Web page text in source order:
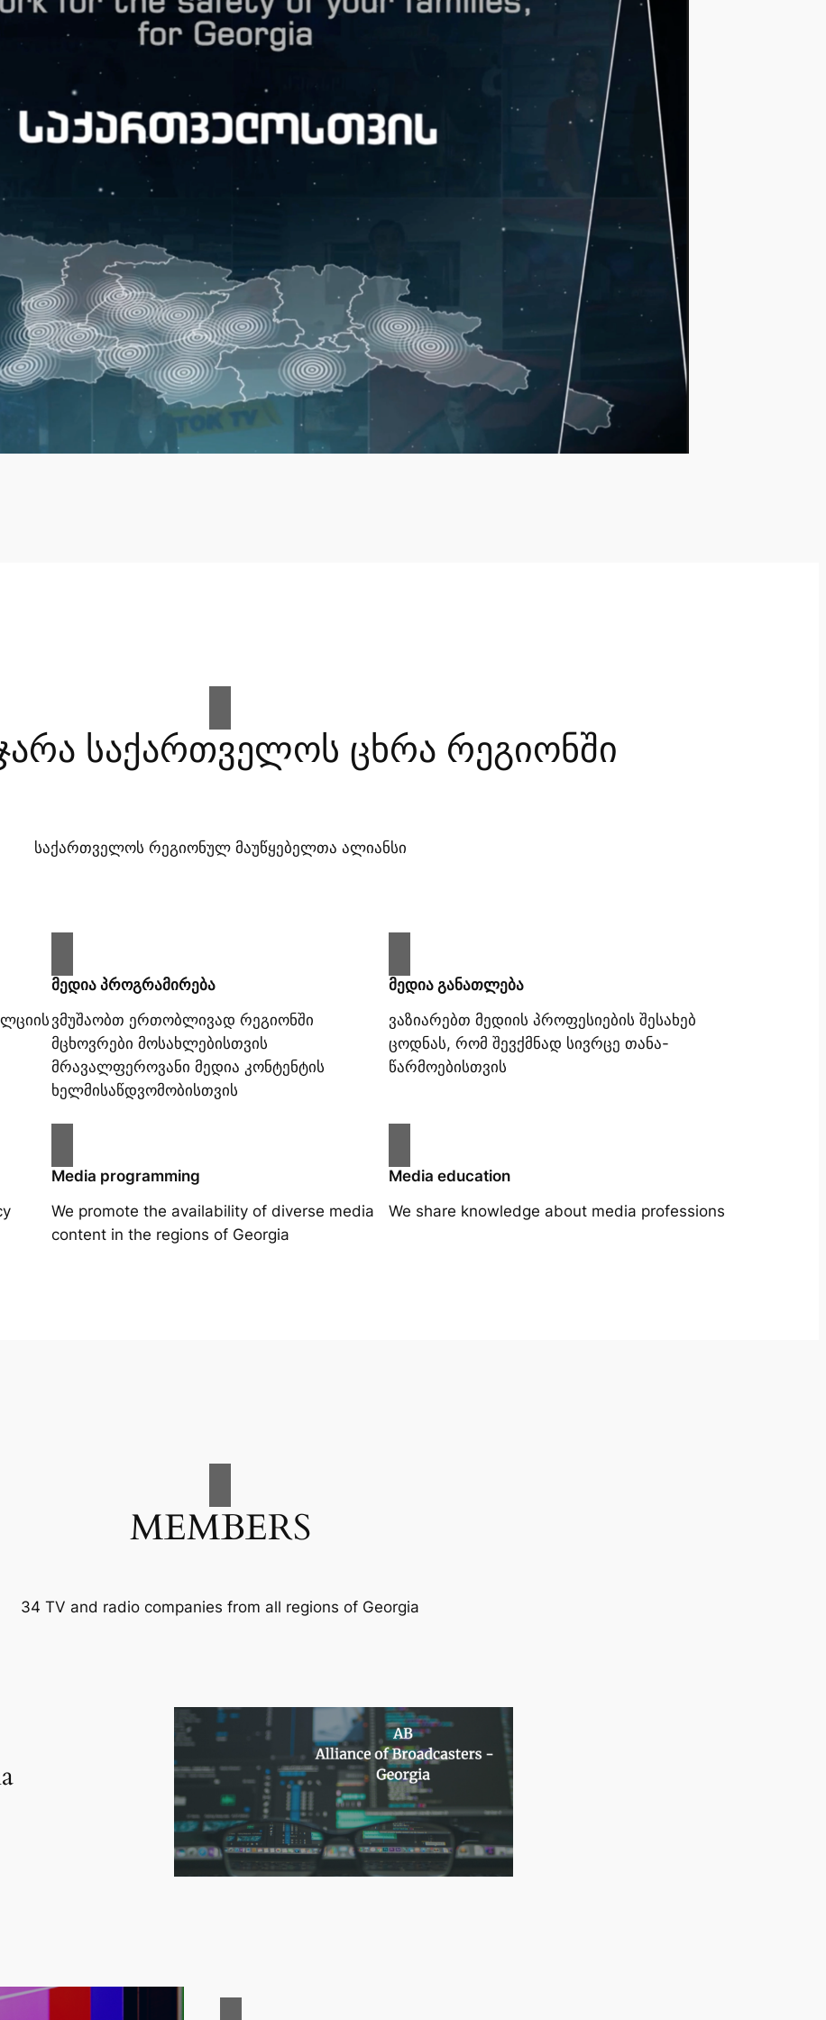
საქართველოს ცხრა რეგიონში
საქართველოს რეგიონულ მაუწყებელთა ალიანსი
მედია პროგრამირება
ვმუშაობთ ერთობლივად რეგიონში
მცხოვრები მოსახლებისთვის
მრავალფეროვანი მედია კონტენტის
ხელმისაწდვომობისთვის
მედია განათლება
ვაზიარებთ მედიის პროფესიების შესახებ
ცოდნას, რომ შევქმნად სივრცე თანა-
წარმოებისთვის
Media programming
We promote the availability of diverse media
content in the regions of Georgia
Media education
We share knowledge about media professions
MEMBERS
34 TV and radio companies from all regions of Georgia